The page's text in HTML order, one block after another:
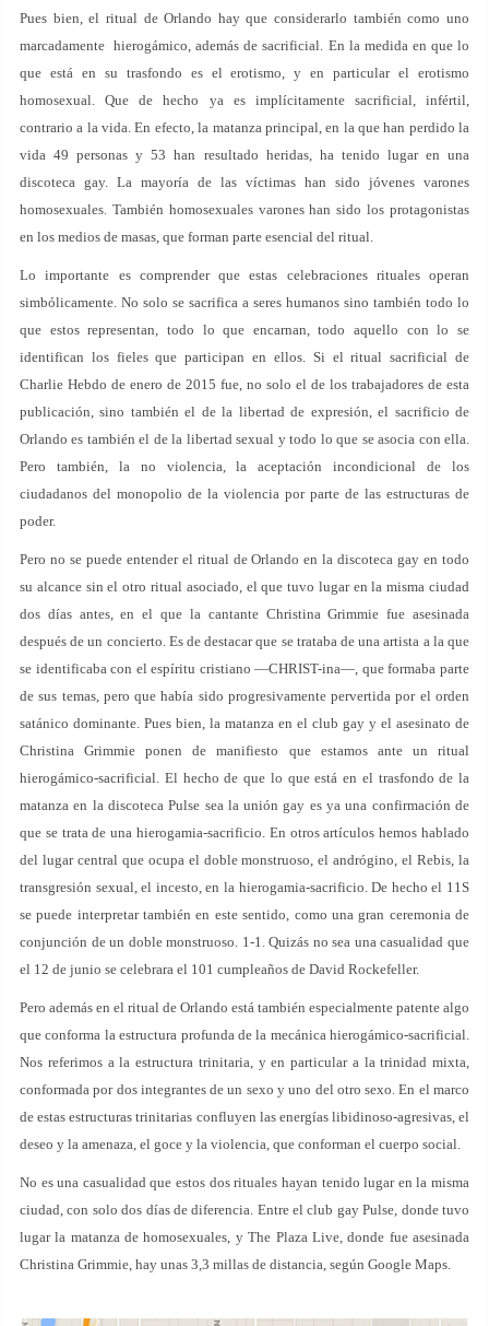
Pues bien, el ritual de Orlando hay que considerarlo también como uno
marcadamente hierogámico, además de sacrificial. En la medida en que lo
que está en su trasfondo es el erotismo, y en particular el erotismo
homosexual. Que de hecho ya es implícitamente sacrificial, infértil,
contrario a la vida. En efecto, la matanza principal, en la que han perdido la
vida 49 personas y 53 han resultado heridas, ha tenido lugar en una
discoteca gay. La mayoría de las víctimas han sido jóvenes varones
homosexuales. También homosexuales varones han sido los protagonistas
en los medios de masas, que forman parte esencial del ritual.
Lo importante es comprender que estas celebraciones rituales operan
simbólicamente. No solo se sacrifica a seres humanos sino también todo lo
que estos representan, todo lo que encarnan, todo aquello con lo se
identifican los fieles que participan en ellos. Si el ritual sacrificial de
Charlie Hebdo de enero de 2015 fue, no solo el de los trabajadores de esta
publicación, sino también el de la libertad de expresión, el sacrificio de
Orlando es también el de la libertad sexual y todo lo que se asocia con ella.
Pero también, la no violencia, la aceptación incondicional de los
ciudadanos del monopolio de la violencia por parte de las estructuras de
poder.
Pero no se puede entender el ritual de Orlando en la discoteca gay en todo
su alcance sin el otro ritual asociado, el que tuvo lugar en la misma ciudad
dos días antes, en el que la cantante Christina Grimmie fue asesinada
después de un concierto. Es de destacar que se trataba de una artista a la que
se identificaba con el espíritu cristiano —CHRIST-ina—, que formaba parte
de sus temas, pero que había sido progresivamente pervertida por el orden
satánico dominante. Pues bien, la matanza en el club gay y el asesinato de
Christina Grimmie ponen de manifiesto que estamos ante un ritual
hierogámico-sacrificial. El hecho de que lo que está en el trasfondo de la
matanza en la discoteca Pulse sea la unión gay es ya una confirmación de
que se trata de una hierogamia-sacrificio. En otros artículos hemos hablado
del lugar central que ocupa el doble monstruoso, el andrógino, el Rebis, la
transgresión sexual, el incesto, en la hierogamia-sacrificio. De hecho el 11S
se puede interpretar también en este sentido, como una gran ceremonia de
conjunción de un doble monstruoso. 1-1. Quizás no sea una casualidad que
el 12 de junio se celebrara el 101 cumpleaños de David Rockefeller.
Pero además en el ritual de Orlando está también especialmente patente algo
que conforma la estructura profunda de la mecánica hierogámico-sacrificial.
Nos referimos a la estructura trinitaria, y en particular a la trinidad mixta,
conformada por dos integrantes de un sexo y uno del otro sexo. En el marco
de estas estructuras trinitarias confluyen las energías libidinoso-agresivas, el
deseo y la amenaza, el goce y la violencia, que conforman el cuerpo social.
No es una casualidad que estos dos rituales hayan tenido lugar en la misma
ciudad, con solo dos días de diferencia. Entre el club gay Pulse, donde tuvo
lugar la matanza de homosexuales, y The Plaza Live, donde fue asesinada
Christina Grimmie, hay unas 3,3 millas de distancia, según Google Maps.